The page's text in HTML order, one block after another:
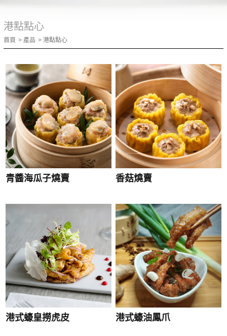
港點點心
首頁 產品 港點點心
青醬海瓜子燒賣 香菇燒賣
港式蠔皇撈虎皮 港式蠔油鳳爪